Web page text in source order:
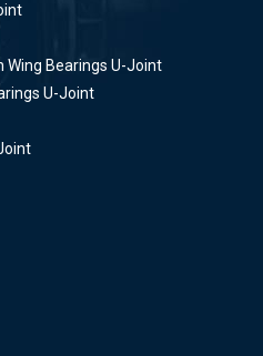
Wing Bearings U-Joint
U-Joint